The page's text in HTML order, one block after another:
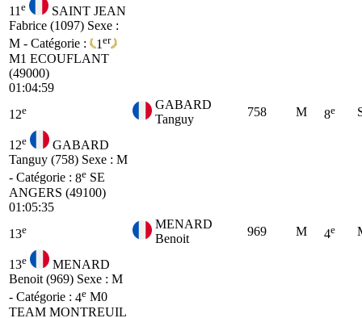
11 e
SAINT JEAN
Fabrice (1097) Sexe :
M - Catégorie :
1 er
M1 ECOUFLANT
(49000)
01:04:59
12e
GABARD
Tanguy
758 M 8e
12e
GABARD
Tanguy (758) Sexe : M
- Catégorie : 8e SE
ANGERS (49100)
01:05:35
13e
MENARD
Benoit
969 M 4e
13e
MENARD
Benoit (969) Sexe : M
- Catégorie : 4e M0
TEAM MONTREUIL